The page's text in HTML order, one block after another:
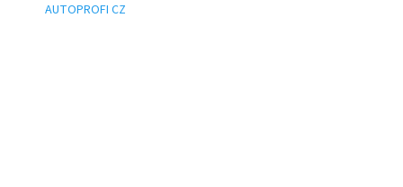
AUTOPROFI CZ